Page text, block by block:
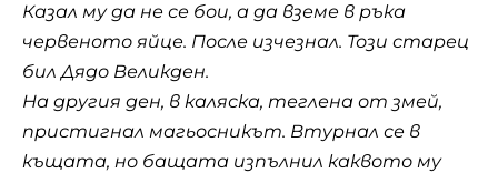
Казал му да не се бои, а да вземе в ръка
червеното яйце. После изчезнал. Този старец
бил Дядо Великден.
На другия ден, в каляска, теглена от змей,
пристигнал магьосникът. Втурнал се в
къщата, но бащата изпълнил каквото му